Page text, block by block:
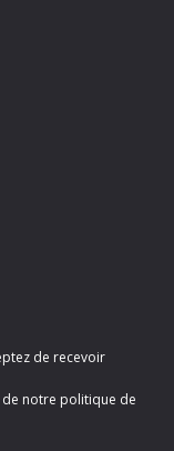
de recevoir
de notre politique de